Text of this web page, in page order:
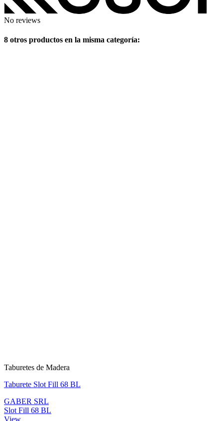
No reviews
8 otros productos en la misma categoría:
Taburetes de Madera
Taburete Slot Fill 68 BL
GABER SRL
Slot Fill 68 BL
View